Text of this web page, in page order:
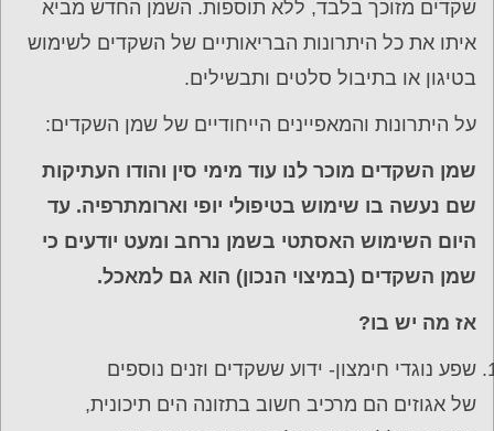
שקדים מזוכך בלבד, ללא תוספות. השמן החדש מביא
איתו את כל היתרונות הבריאותיים של השקדים לשימוש
בטיגון או בתיבול סלטים ותבשילים.
על היתרונות והמאפיינים הייחודיים של שמן השקדים:
שמן השקדים מוכר לנו עוד מימי סין והודו העתיקות
שם נעשה בו שימוש בטיפולי יופי וארומתרפיה. עד
היום השימוש האסתטי בשמן נרחב ומעט יודעים כי
שמן השקדים (במיצוי הנכון) הוא גם למאכל.
אז מה יש בו?
שפע נוגדי חימצון- ידוע ששקדים וזנים נוספים
של אגוזים הם מרכיב חשוב בתזונה הים תיכונית,